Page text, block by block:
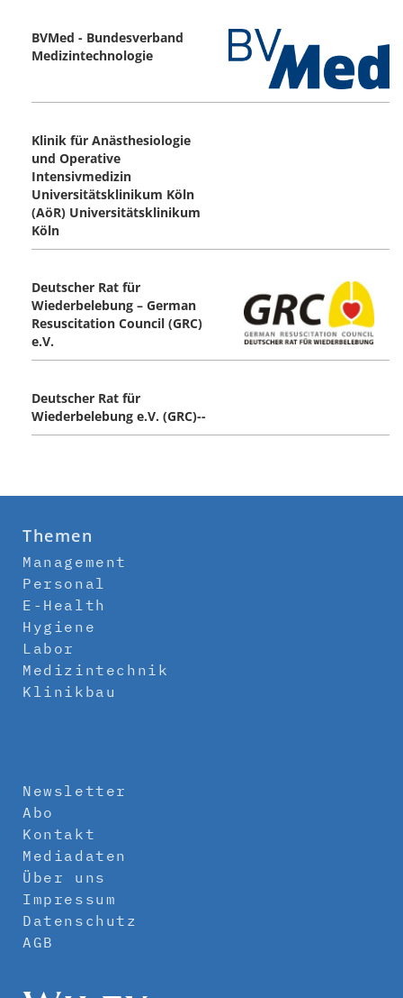
BVMed - Bundesverband
Medizintechnologie
Klinik für Anästhesiologie
und Operative
Intensivmedizin
Universitätsklinikum Köln
(AöR) Universitätsklinikum
Köln
Deutscher Rat für
Wiederbelebung – German
Resuscitation Council (GRC)
e.V.
Deutscher Rat für
Wiederbelebung e.V. (GRC)--
Themen
Management
Personal
E-Health
Hygiene
Labor
Medizintechnik
Klinikbau
Newsletter
Abo
Kontakt
Mediadaten
Über uns
Impressum
Datenschutz
AGB